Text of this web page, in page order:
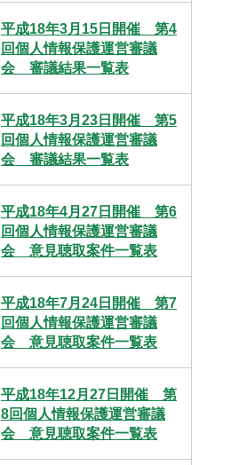
平成18年3月15日開催 第4
回個人情報保護運営審議
会 審議結果一覧表
平成18年3月23日開催 第5
回個人情報保護運営審議
会 審議結果一覧表
平成18年4月27日開催 第6
回個人情報保護運営審議
会 意見聴取案件一覧表
平成18年7月24日開催 第7
回個人情報保護運営審議
会 意見聴取案件一覧表
平成18年12月27日開催 第
8回個人情報保護運営審議
会 意見聴取案件一覧表